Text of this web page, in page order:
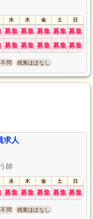
水 木 金 土 日
募集 募集 募集 募集 募集
募集 募集 募集 募集 募集
問 残業ほぼなし
求人
師
水 木 金 土 日
募集 募集 募集 募集 募集
問 残業ほぼなし